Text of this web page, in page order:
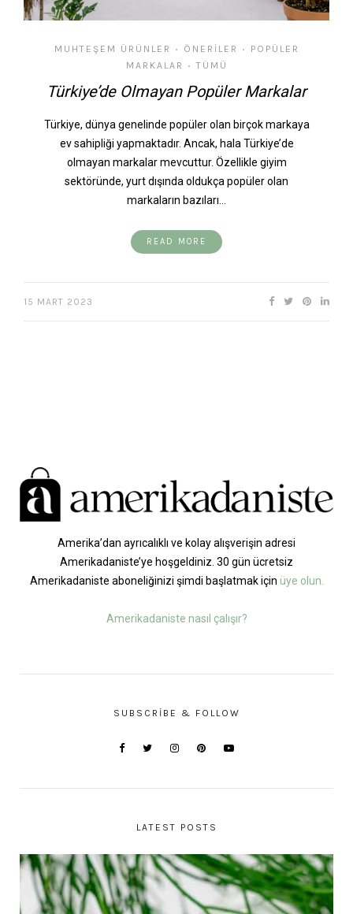
MUHTEŞEM ÜRÜNLER • ÖNERILER •
POPÜLER
MARKALAR
• TÜMÜ
Türkiye’de Olmayan Popüler Markalar
Türkiye, dünya genelinde popüler olan birçok markaya
ev sahipliği yapmaktadır. Ancak, hala Türkiye’de
olmayan markalar mevcuttur. Özellikle giyim
sektöründe, yurt dışında oldukça popüler olan
markaların bazıları…
READ MORE
15 MART 2023
Amerika’dan ayrıcalıklı ve kolay alışverişin adresi
Amerikadaniste’ye hoşgeldiniz. 30 gün ücretsiz
Amerikadaniste aboneliğinizi şimdi başlatmak için üye olun.
Amerikadaniste nasıl çalışır?
SUBSCRIBE & FOLLOW
LATEST POSTS